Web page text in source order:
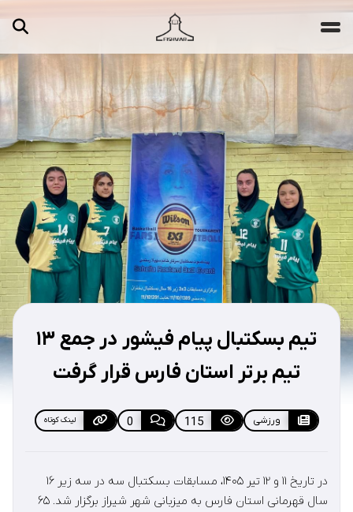
مقالات تصاویر
ویدیوها دسته‌بندی‌ها
جستجو ...
تیم بسکتبال پیام فیشور در جمع ۱۳
تیم برتر استان فارس قرار گرفت
ورزشی 115
0 لینک کوتاه
در تاریخ ۱۱ و ۱۲ تیر ۱۴۰۵، مسابقات بسکتبال سه در سه زیر ۱۶
سال قهرمانی استان فارس به میزبانی شهر شیراز برگزار شد. ۶۵